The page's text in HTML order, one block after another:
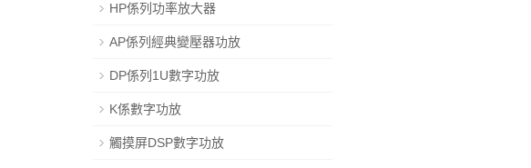
HP係列功率放大器
AP係列經典變壓器功放
DP係列1U數字功放
K係數字功放
觸摸屏DSP數字功放